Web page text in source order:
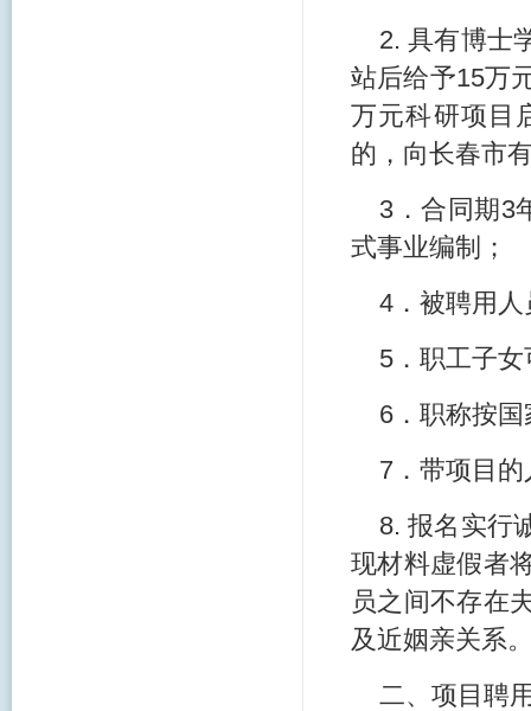
2. 具有博士
站后给予15万
万元科研项目
的，向长春市
3．合同期3
式事业编制；
4．被聘用
5．职工子
6．职称按
7．带项目
8. 报名实行
现材料虚假者
员之间不存在
及近姻亲关系
二、项目聘